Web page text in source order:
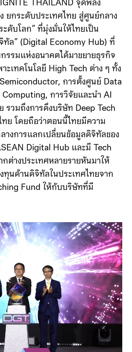
THAILAND จุดพลัง
ยกระดับประเทศไทย สู่ศูนย์กลาง
ดับโลก” ที่มุ่งมั่นให้ไทยเป็น
ทัล” (Digital Economy Hub) ที่
รรมแห่งอนาคตได้มาขยายธุรกิจ
ะเทคโนโลยี High Tech ต่าง ๆ ทั้ง
การตั้งศูนย์ Data
การวิจัยและนำ AI
รวมถึงการดึงบริษัท Deep Tech
ทย โดยถือว่าตอนนี้ไทยมีความ
างการแลกเปลี่ยนข้อมูลดิจิทัลของ
Digital Hub และมี Tech
ต่างประเทศหลายรายหันมาให้
ทุนด้านดิจิทัลในประเทศไทยจาก
Fund ให้กับบริษัทที่มี